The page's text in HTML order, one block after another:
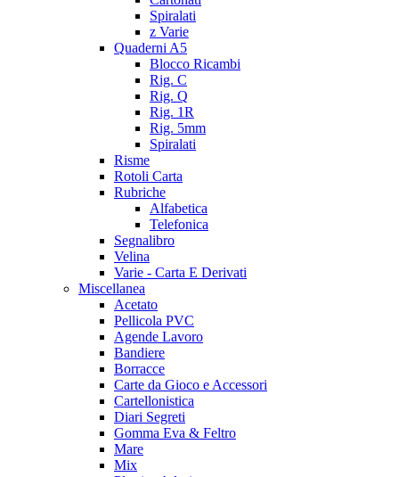
Spiralati
z Varie
Quaderni A5
Blocco Ricambi
Rig. C
Rig. Q
Rig. 1R
Rig. 5mm
Spiralati
Risme
Rotoli Carta
Rubriche
Alfabetica
Telefonica
Segnalibro
Velina
Varie - Carta E Derivati
Miscellanea
Acetato
Pellicola PVC
Agende Lavoro
Bandiere
Borracce
Carte da Gioco e Accessori
Cartellonistica
Diari Segreti
Gomma Eva & Feltro
Mare
Mix